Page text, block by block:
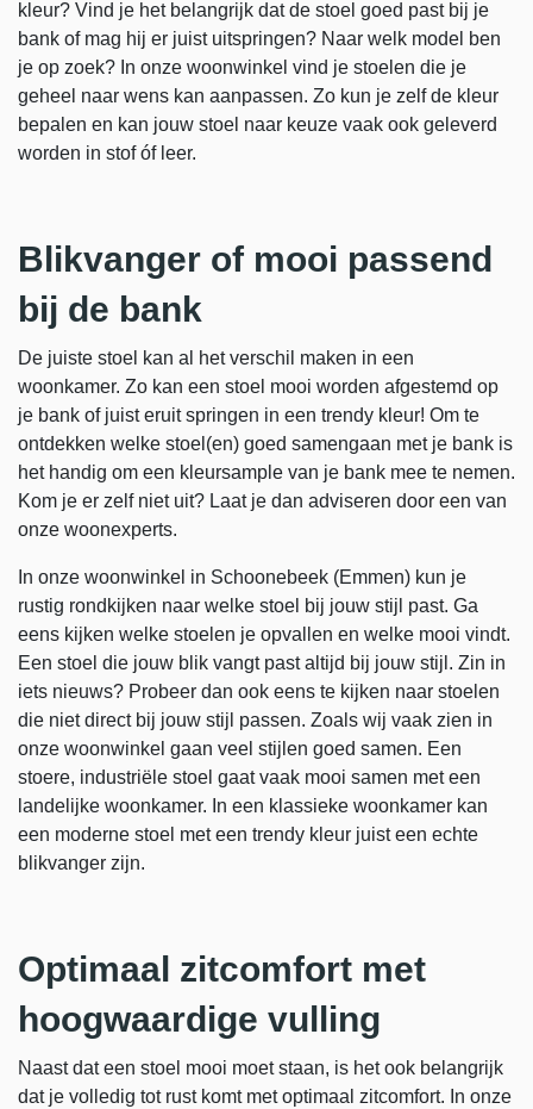
kleur? Vind je het belangrijk dat de stoel goed past bij je
bank of mag hij er juist uitspringen? Naar welk model ben
je op zoek? In onze woonwinkel vind je stoelen die je
geheel naar wens kan aanpassen. Zo kun je zelf de kleur
bepalen en kan jouw stoel naar keuze vaak ook geleverd
worden in stof óf leer.
Blikvanger of mooi passend
bij de bank
De juiste stoel kan al het verschil maken in een
woonkamer. Zo kan een stoel mooi worden afgestemd op
je bank of juist eruit springen in een trendy kleur! Om te
ontdekken welke stoel(en) goed samengaan met je bank is
het handig om een kleursample van je bank mee te nemen.
Kom je er zelf niet uit? Laat je dan adviseren door een van
onze woonexperts.
In onze woonwinkel in Schoonebeek (Emmen) kun je
rustig rondkijken naar welke stoel bij jouw stijl past. Ga
eens kijken welke stoelen je opvallen en welke mooi vindt.
Een stoel die jouw blik vangt past altijd bij jouw stijl. Zin in
iets nieuws? Probeer dan ook eens te kijken naar stoelen
die niet direct bij jouw stijl passen. Zoals wij vaak zien in
onze woonwinkel gaan veel stijlen goed samen. Een
stoere, industriële stoel gaat vaak mooi samen met een
landelijke woonkamer. In een klassieke woonkamer kan
een moderne stoel met een trendy kleur juist een echte
blikvanger zijn.
Optimaal zitcomfort met
hoogwaardige vulling
Naast dat een stoel mooi moet staan, is het ook belangrijk
dat je volledig tot rust komt met optimaal zitcomfort. In onze